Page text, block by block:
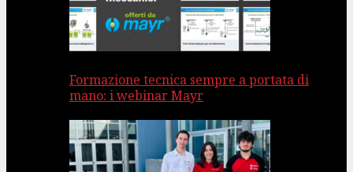
Formazione tecnica sempre a portata di
mano: i webinar Mayr